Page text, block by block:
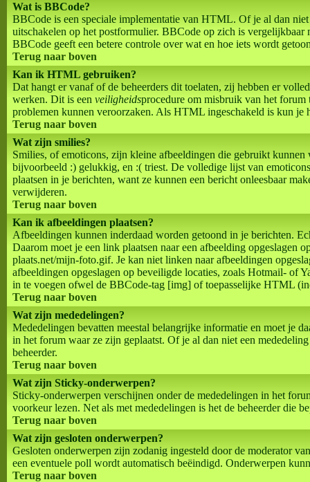
Wat is BBCode?
BBCode is een speciale implementatie van HTML. Of je al dan
uitschakelen op het postformulier. BBCode op zich is
BBCode geeft een betere controle over wat en hoe iets wordt
Terug naar boven
Kan ik HTML gebruiken?
Dat hangt er vanaf of de beheerders dit toelaten, zij hebben er
werken. Dit is een veiligheidsprocedure om misbruik van het forum
problemen kunnen veroorzaken. Als HTML ingeschakeld is kun je
Terug naar boven
Wat zijn smilies?
Smilies, of emoticons, zijn kleine afbeeldingen die gebruikt
bijvoorbeeld :) gelukkig, en :( triest. De volledige lijst van
plaatsen in je berichten, want ze kunnen een bericht onleesbaar
verwijderen.
Terug naar boven
Kan ik afbeeldingen plaatsen?
Afbeeldingen kunnen inderdaad worden getoond in je berichten.
Daarom moet je een link plaatsen naar een afbeelding opgeslagen
plaats.net/mijn-foto.gif. Je kan niet linken naar afbeeldingen
afbeeldingen opgeslagen op beveiligde locaties, zoals Hotmail- of
in te voegen ofwel de BBCode-tag [img] of toepasselijke HTML
Terug naar boven
Wat zijn mededelingen?
Mededelingen bevatten meestal belangrijke informatie en moet je
in het forum waar ze zijn geplaatst. Of je al dan niet een
beheerder.
Terug naar boven
Wat zijn Sticky-onderwerpen?
Sticky-onderwerpen verschijnen onder de mededelingen in het
voorkeur lezen. Net als met mededelingen is het de beheerder die
Terug naar boven
Wat zijn gesloten onderwerpen?
Gesloten onderwerpen zijn zodanig ingesteld door de moderator
een eventuele poll wordt automatisch beëindigd. Onderwerpen
Terug naar boven